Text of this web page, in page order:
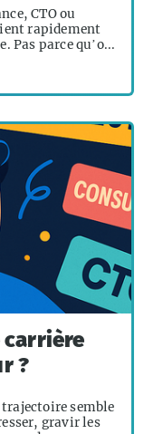
CTO ou
rapidement
Pas parce qu’o...
carrière
?
trajectoire semble
gravir les